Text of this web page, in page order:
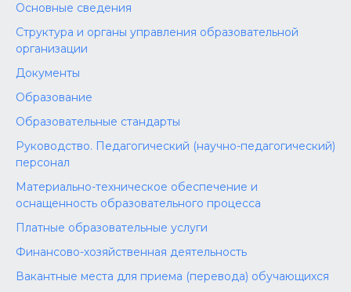
Основные сведения
Структура и органы управления образовательной
организации
Документы
Образование
Образовательные стандарты
Руководство. Педагогический (научно-педагогический)
персонал
Материально-техническое обеспечение и
оснащенность образовательного процесса
Платные образовательные услуги
Финансово-хозяйственная деятельность
Вакантные места для приема (перевода) обучающихся